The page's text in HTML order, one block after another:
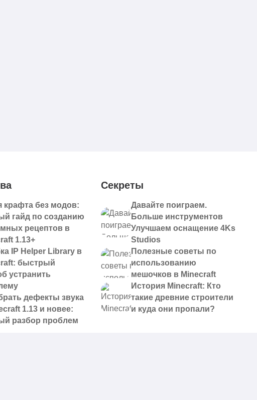
крафта без модов:
гайд по созданию
рецептов в
1.13+
IP Helper Library в
быстрый
устранить
дефекты звука
1.13 и новее:
разбор проблем
Секреты
Давайте поиграем.
Больше инструментов
Улучшаем оснащение 4Ks
Studios
Полезные советы по
использованию
мешочков в Minecraft
История Minecraft: Кто
такие древние строители
и куда они пропали?